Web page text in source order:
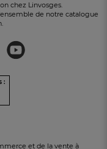
tout achat
chez Linvosges.
de notre catalogue
:
et de la vente à